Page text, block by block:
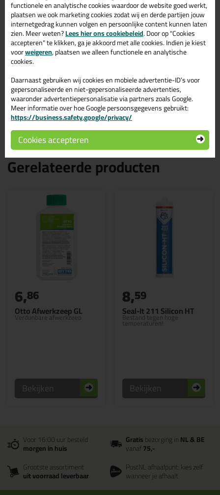
productspecificaties van de Ottoseal S54 310ml.
Eigenschappen Ottoseal S54 310ml
Merk
Otto Chemie
Verpakkingstype
Kenmerk
Brandwerend, Niet overschilderbaar, Schimmelwerend
Soort
Siliconenkit
Gerelateerde producten
Otto Afwerkzeep GL
Verdunbare afwerkzeep
6,86
Bekijken
Seal-It 211 Silicon HT
Bestand tegen hoge
temperaturen!
8,59
Bekijken
Voor 16:00 uur besteld
morgen in huis
Gratisbezorging inNL & BE
vanaf75,-
Grootste assortiment
uit voorraad leverbaar
PostNL afhaalpunt: kies zelf
wanneer je afhaalt
functionele en analytische cookies waardoor de website goed werkt,
plaatsen we ook marketing cookies zodat wij en derde partijen jouw
internetgedrag kunnen volgen en persoonlijke content kunnen laten
zien. Meer weten?Lees hier ons cookiebeleid. Door op "Cookies
accepteren" te klikken, ga je akkoord met alle cookies. Indien je kiest
voorweigeren, plaatsen we alleen functionele en analytische
cookies.
Daarnaast gebruiken wij cookies en mobiele advertentie-ID’s voor
gepersonaliseerde en niet-gepersonaliseerde advertenties,
waaronder advertentiepersonalisatie via partners zoals Google.
Meer informatie over hoe Google persoonsgegevens gebruikt:
https://business.safety.google/privacy/
Cookies accepteren